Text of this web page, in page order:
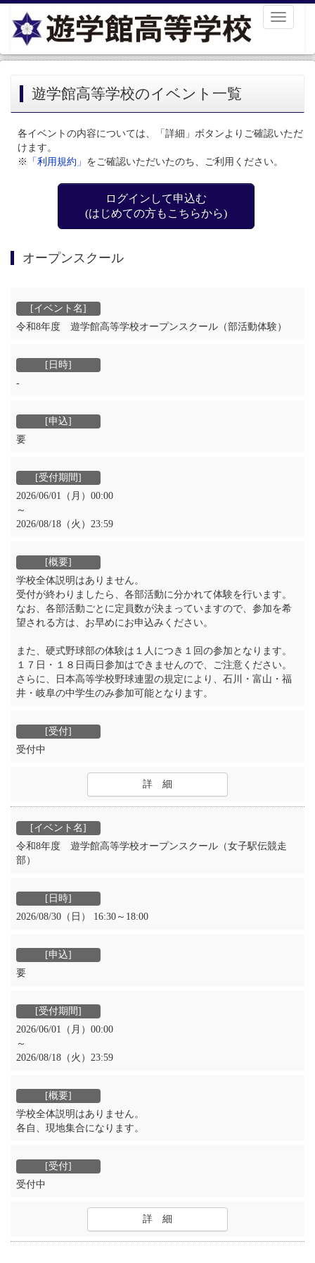
Toggle
遊学館高等学校のイベント一覧
各イベントの内容については、「詳細」ボタンよりご確認いただ
けます。
※
「利用規約」 をご確認いただいたのち、ご利用ください。
ログインして申込む
(はじめての方もこちらから)
オープンスクール
令和8年度 遊学館高等学校オープンスクール（部活動体験）
‐
要
2026/06/01（月）00:00
～
2026/08/18（火）23:59
学校全体説明はありません。
受付が終わりましたら、各部活動に分かれて体験を行います。
なお、各部活動ごとに定員数が決まっていますので、参加を希
望される方は、お早めにお申込みください。
また、硬式野球部の体験は１人につき１回の参加となります。
１７日・１８日両日参加はできませんので、ご注意ください。
さらに、日本高等学校野球連盟の規定により、石川・富山・福
井・岐阜の中学生のみ参加可能となります。
受付中
詳 細
令和8年度 遊学館高等学校オープンスクール（女子駅伝競走
部）
2026/08/30（日） 16:30～18:00
要
2026/06/01（月）00:00
～
2026/08/18（火）23:59
学校全体説明はありません。
各自、現地集合になります。
受付中
詳 細